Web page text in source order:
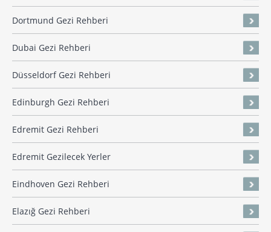
Dortmund Gezi Rehberi
Dubai Gezi Rehberi
Düsseldorf Gezi Rehberi
Edinburgh Gezi Rehberi
Edremit Gezi Rehberi
Edremit Gezilecek Yerler
Eindhoven Gezi Rehberi
Elazığ Gezi Rehberi